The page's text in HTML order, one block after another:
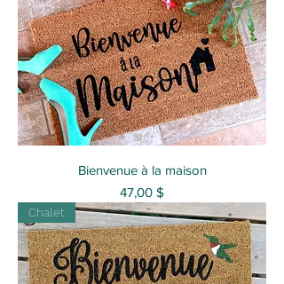
Bienvenue à la maison
Prix
47,00 $
Chalet